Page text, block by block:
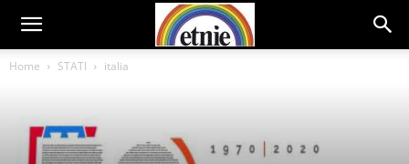
Home STATI italia